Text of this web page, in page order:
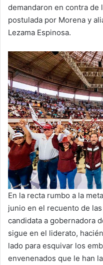
demandaron en contra de
postulada por Morena y
Lezama Espinosa.
En la recta rumbo a la
junio en el recuento de
candidata a gobernadora
sigue en el liderato,
lado para esquivar los
envenenados que le han